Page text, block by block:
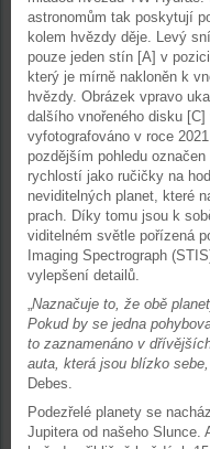
astronomům tak poskytují
kolem hvězdy děje. Levý
pouze jeden stín [A] v
který je mírně nakloněn k
hvězdy. Obrázek vpravo
dalšího vnořeného disku
vyfotografováno v roce
pozdějším pohledu
rychlostí jako ručičky na
neviditelných planet, které
prach. Díky tomu jsou k
viditelném světle pořízená
Imaging Spectrograph
vylepšení detailů.
„Naznačuje to, že obě
Pokud by se jedna
to zaznamenáno v
auta, která jsou blízko
Debes.
Podezřelé planety se
Jupitera od našeho Slunce.